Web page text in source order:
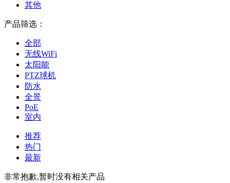
其他
产品筛选：
全部
无线WiFi
太阳能
PTZ球机
防水
全景
PoE
室内
推荐
热门
最新
非常抱歉,暂时没有相关产品